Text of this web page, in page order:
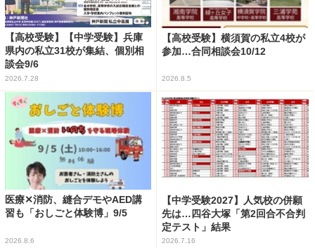
【高校受験】【中学受験】兵庫
県内の私立31校が集結、個別相
談会9/6
2026.7.28
【高校受験】横須賀の私立4校が
参加…合同相談会10/12
2026.8.5
医療✕消防、縫合デモやAED講
習も「おしごと体験博」9/5
2026.8.6
【中学受験2027】人気校の併願
先は…四谷大塚「第2回合不合判
定テスト」結果
2026.7.16